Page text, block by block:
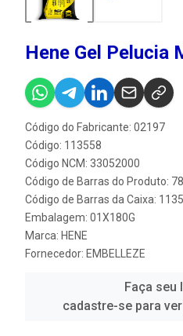
Hene Gel Pelucia
Código do Fabricante: 02197
Código: 113558
Código NCM: 33052000
Código de Barras do Produto:
Código de Barras da Caixa:
Embalagem: 01X180G
Marca: HENE
Fornecedor: EMBELLEZE
Faça seu
cadastre-se para